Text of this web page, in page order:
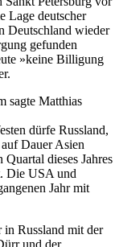
Lage deutscher
Deutschland wieder
gefunden
»keine Billigung
sagte Matthias
dürfe Russland,
Dauer Asien
dieses Jahres
Die USA und
Jahr mit
in Russland mit der
und der